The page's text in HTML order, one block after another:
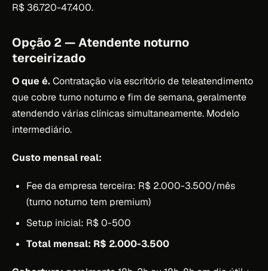
R$ 36.720-47.400.
Opção 2 — Atendente noturno
terceirizado
O que é.Contratação via escritório de teleatendimento
que cobre turno noturno e fim de semana, geralmente
atendendo várias clínicas simultaneamente. Modelo
intermediário.
Custo mensal real:
Fee da empresa terceira: R$ 2.000-3.500/mês
(turno noturno tem premium)
Setup inicial: R$ 0-500
Total mensal: R$ 2.000-3.500